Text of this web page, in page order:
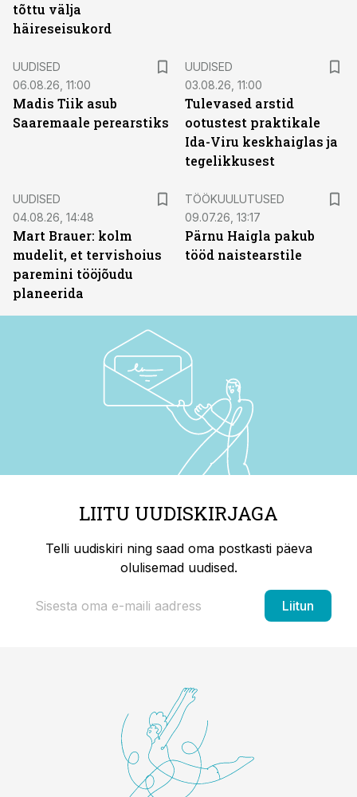
tõttu välja
häireseisukord
UUDISED
06.08.26, 11:00
Madis Tiik asub
Saaremaale perearstiks
UUDISED
03.08.26, 11:00
Tulevased arstid
ootustest praktikale
Ida-Viru keskhaiglas ja
tegelikkusest
UUDISED
04.08.26, 14:48
Mart Brauer: kolm
mudelit, et tervishoius
paremini tööjõudu
planeerida
TÖÖKUULUTUSED
09.07.26, 13:17
Pärnu Haigla pakub
tööd naistearstile
LIITU UUDISKIRJAGA
Telli uudiskiri ning saad oma postkasti päeva
olulisemad uudised.
Liitun